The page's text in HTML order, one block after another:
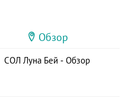
Обзор
СОЛ Луна Бей - Обзор